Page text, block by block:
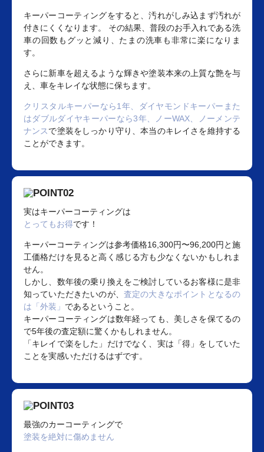
キーパーコーティングをすると、汚れがしみ込まず汚れが
付きにくくなります。 その結果、普段のお手入れである洗
車の回数もグッと減り、たまの洗車も非常に楽になりま
す。
さらに新車を超えるような輝きや塗装本来の上質な艶を与
え、車をキレイな状態に保ちます。
クリスタルキーパーなら1年、ダイヤモンドキーパーまた
はダブルダイヤキーパーなら3年、ノーWAX、ノーメンテ
ナンスで塗装をしっかり守り、本当のキレイさを維持する
ことができます。
実はキーパーコーティングは
とってもお得です！
キーパーコーティングは参考価格16,300円〜96,200円と施
工価格だけを見ると高く感じる方も少なくないかもしれま
せん。
しかし、数年後の乗り換えをご検討しているお客様に是非
知っていただきたいのが、 査定の大きなポイントとなるの
は「外装」 であるということ。
キーパーコーティングは数年経っても、美しさを保てるの
で5年後の査定額に驚くかもしれません。
「キレイで楽をした」だけでなく、実は「得」をしていた
ことを実感いただけるはずです。
最強のカーコーティングで
塗装を絶対に傷めません